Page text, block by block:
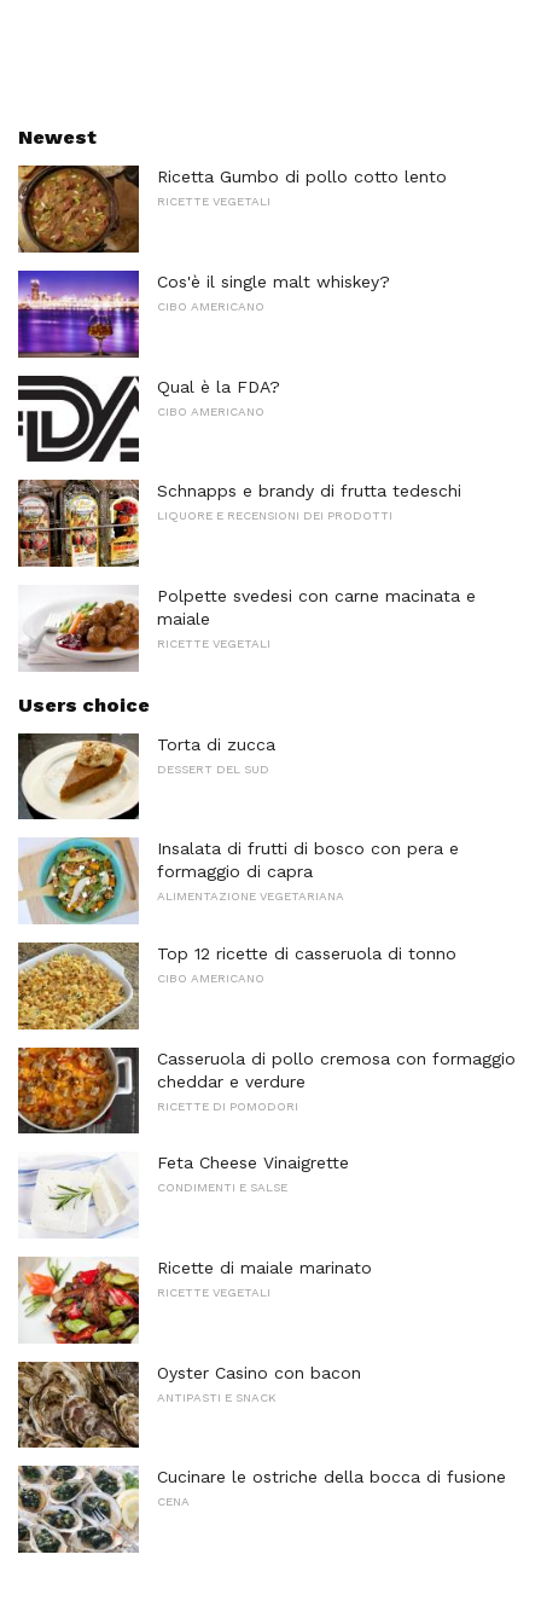
Newest
Ricetta Gumbo di pollo cotto lento
RICETTE VEGETALI
Cos'è il single malt whiskey?
CIBO AMERICANO
Qual è la FDA?
CIBO AMERICANO
Schnapps e brandy di frutta tedeschi
LIQUORE E RECENSIONI DEI PRODOTTI
Polpette svedesi con carne macinata e
maiale
RICETTE VEGETALI
Users choice
Torta di zucca
DESSERT DEL SUD
Insalata di frutti di bosco con pera e
formaggio di capra
ALIMENTAZIONE VEGETARIANA
Top 12 ricette di casseruola di tonno
CIBO AMERICANO
Casseruola di pollo cremosa con formaggio
cheddar e verdure
RICETTE DI POMODORI
Feta Cheese Vinaigrette
CONDIMENTI E SALSE
Ricette di maiale marinato
RICETTE VEGETALI
Oyster Casino con bacon
ANTIPASTI E SNACK
Cucinare le ostriche della bocca di fusione
CENA